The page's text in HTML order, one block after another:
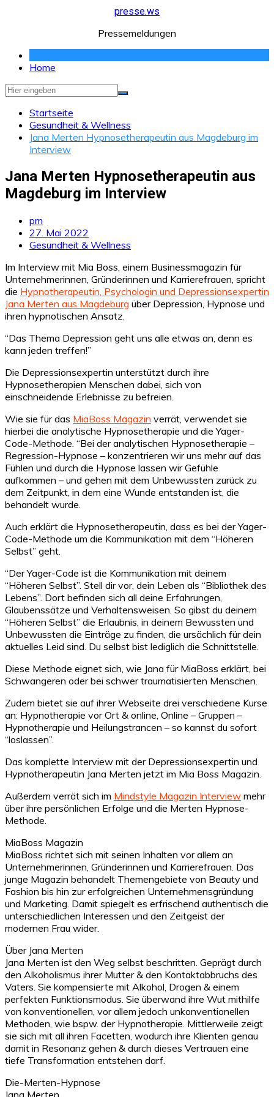
presse.ws
Pressemeldungen
Home
Startseite
Gesundheit & Wellness
Jana Merten Hypnosetherapeutin aus Magdeburg im
Interview
Jana Merten Hypnosetherapeutin aus
Magdeburg im Interview
pm
27. Mai 2022
Gesundheit & Wellness
Im Interview mit Mia Boss, einem Businessmagazin für
Unternehmerinnen, Gründerinnen und Karrierefrauen, spricht
die Hypnotherapeutin, Psychologin und Depressionsexpertin
Jana Merten aus Magdeburg über Depression, Hypnose und
ihren hypnotischen Ansatz.
“Das Thema Depression geht uns alle etwas an, denn es
kann jeden treffen!”
Die Depressionsexpertin unterstützt durch ihre
Hypnosetherapien Menschen dabei, sich von
einschneidende Erlebnisse zu befreien.
Wie sie für das MiaBoss Magazin verrät, verwendet sie
hierbei die analytische Hypnosetherapie und die Yager-
Code-Methode. “Bei der analytischen Hypnosetherapie –
Regression-Hypnose – konzentrieren wir uns mehr auf das
Fühlen und durch die Hypnose lassen wir Gefühle
aufkommen – und gehen mit dem Unbewussten zurück zu
dem Zeitpunkt, in dem eine Wunde entstanden ist, die
behandelt wurde.
Auch erklärt die Hypnosetherapeutin, dass es bei der Yager-
Code-Methode um die Kommunikation mit dem “Höheren
Selbst” geht.
“Der Yager-Code ist die Kommunikation mit deinem
“Höheren Selbst”. Stell dir vor, dein Leben als “Bibliothek des
Lebens”. Dort befinden sich all deine Erfahrungen,
Glaubenssätze und Verhaltensweisen. So gibst du deinem
“Höheren Selbst” die Erlaubnis, in deinem Bewussten und
Unbewussten die Einträge zu finden, die ursächlich für dein
aktuelles Leid sind. Du selbst bist lediglich die Schnittstelle.
Diese Methode eignet sich, wie Jana für MiaBoss erklärt, bei
Schwangeren oder bei schwer traumatisierten Menschen.
Zudem bietet sie auf ihrer Webseite drei verschiedene Kurse
an: Hypnotherapie vor Ort & online, Online – Gruppen –
Hypnotherapie und Heilungstrancen – so kannst du sofort
“loslassen”.
Das komplette Interview mit der Depressionsexpertin und
Hypnotherapeutin Jana Merten jetzt im Mia Boss Magazin.
Außerdem verrät sich im Mindstyle Magazin Interview mehr
über ihre persönlichen Erfolge und die Merten Hypnose-
Methode.
MiaBoss Magazin
MiaBoss richtet sich mit seinen Inhalten vor allem an
Unternehmerinnen, Gründerinnen und Karrierefrauen. Das
junge Magazin behandelt Themengebiete von Beauty und
Fashion bis hin zur erfolgreichen Unternehmensgründung
und Marketing. Damit spiegelt es erfrischend authentisch die
unterschiedlichen Interessen und den Zeitgeist der
modernen Frau wider.
Über Jana Merten
Jana Merten ist den Weg selbst beschritten. Geprägt durch
den Alkoholismus ihrer Mutter & den Kontaktabbruchs des
Vaters. Sie kompensierte mit Alkohol, Drogen & einem
perfekten Funktionsmodus. Sie überwand ihre Wut mithilfe
von konventionellen, vor allem jedoch unkonventionellen
Methoden, wie bspw. der Hypnotherapie. Mittlerweile zeigt
sie sich mit all ihren Facetten, wodurch ihre Klienten genau
damit in Resonanz gehen & durch dieses Vertrauen eine
tiefe Transformation entstehen darf.
Die-Merten-Hypnose
Jana Merten